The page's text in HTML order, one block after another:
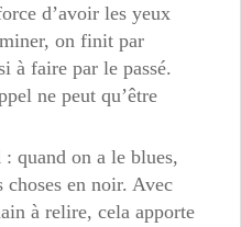
d’avoir les yeux
on finit par
à faire par le passé.
ne peut qu’être
: quand on a le blues,
choses en noir. Avec
à relire, cela apporte